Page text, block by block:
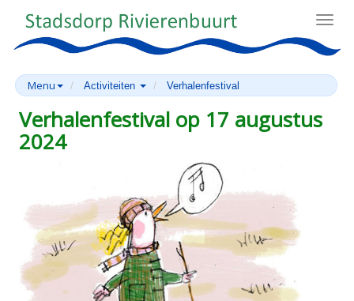
Menu Activiteiten Verhalenfestival
Verhalenfestival op 17 augustus
2024